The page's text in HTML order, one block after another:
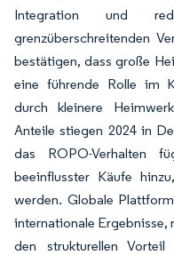
Integration und
grenzüberschreitenden
bestätigen, dass große
eine führende Rolle im
durch kleinere
Anteile stiegen 2024 in
das ROPO-Verhalten
beeinflusster Käufe
werden. Globale
internationale Ergebnisse,
den strukturellen Vorteil